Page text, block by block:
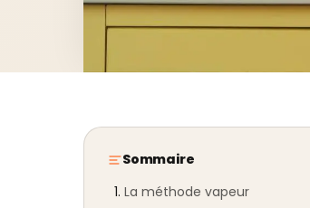
Sommaire
La méthode vapeur